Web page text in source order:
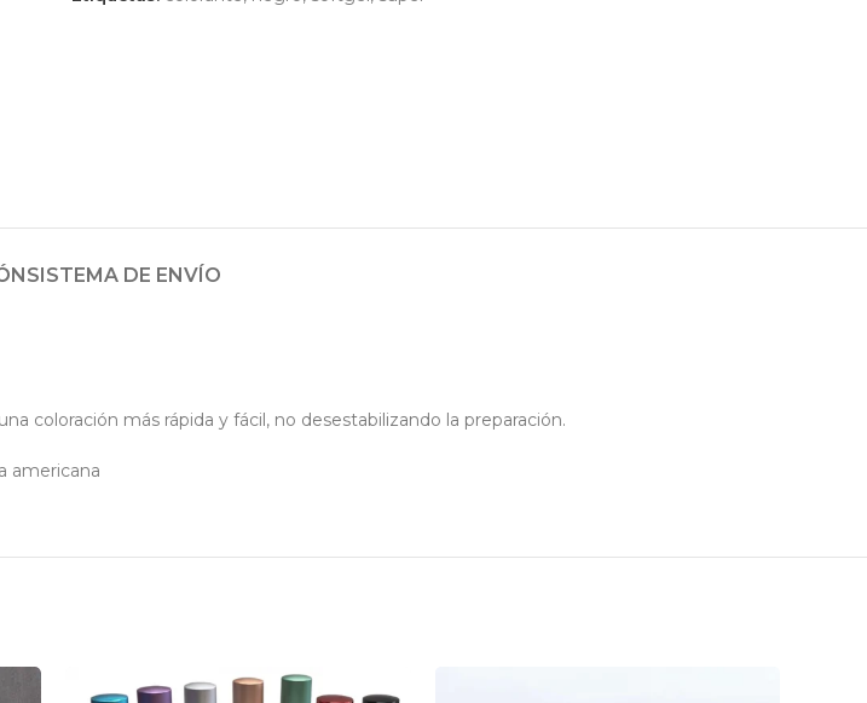
SISTEMA DE ENVÍO
coloración más rápida y fácil, no desestabilizando la preparación.
americana